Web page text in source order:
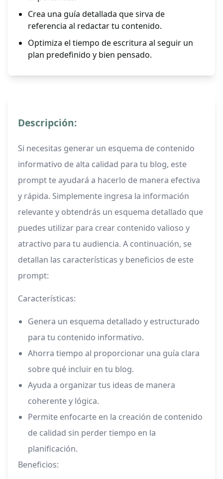
Crea una guía detallada que sirva de
referencia al redactar tu contenido.
Optimiza el tiempo de escritura al seguir un
plan predefinido y bien pensado.
Descripción:
Si necesitas generar un esquema de contenido
informativo de alta calidad para tu blog, este
prompt te ayudará a hacerlo de manera efectiva
y rápida. Simplemente ingresa la información
relevante y obtendrás un esquema detallado que
puedes utilizar para crear contenido valioso y
atractivo para tu audiencia. A continuación, se
detallan las características y beneficios de este
prompt:
Características:
Genera un esquema detallado y estructurado
para tu contenido informativo.
Ahorra tiempo al proporcionar una guía clara
sobre qué incluir en tu blog.
Ayuda a organizar tus ideas de manera
coherente y lógica.
Permite enfocarte en la creación de contenido
de calidad sin perder tiempo en la
planificación.
Beneficios: